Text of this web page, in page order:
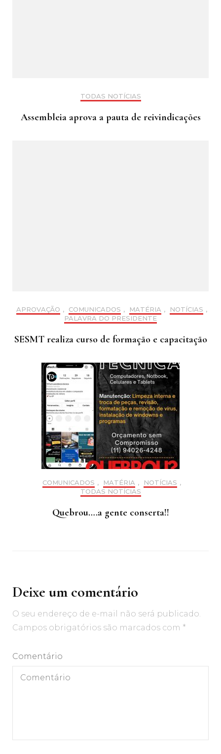
TODAS NOTÍCIAS
Assembleia aprova a pauta de reivindicações
APROVAÇÃO , COMUNICADOS , MATÉRIA , NOTÍCIAS ,
PALAVRA DO PRESIDENTE
SESMT realiza curso de formação e capacitação
COMUNICADOS , MATÉRIA , NOTÍCIAS ,
TODAS NOTÍCIAS
Quebrou….a gente conserta!!
Deixe um comentário
O seu endereço de e-mail não será publicado.
Campos obrigatórios são marcados com *
Comentário